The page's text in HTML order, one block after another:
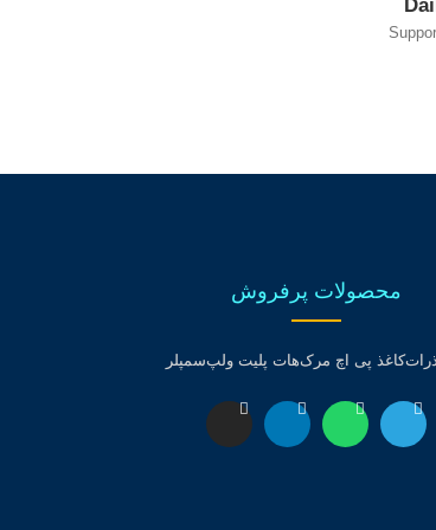
محصولات پرفروش
کاغذ پی اچ مرکهات پلیت ولپسمپلر